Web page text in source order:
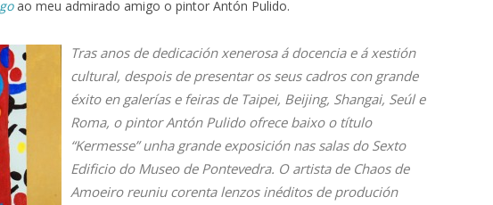
ao meu admirado amigo o pintor Antón Pulido.
Tras anos de dedicación xenerosa á docencia e á xestión
cultural, despois de presentar os seus cadros con grande
éxito en galerías e feiras de Taipei, Beijing, Shangai, Seúl e
Roma, o pintor Antón Pulido ofrece baixo o título
“Kermesse” unha grande exposición nas salas do Sexto
Edificio do Museo de Pontevedra. O artista de Chaos de
Amoeiro reuniu corenta lenzos inéditos de produción